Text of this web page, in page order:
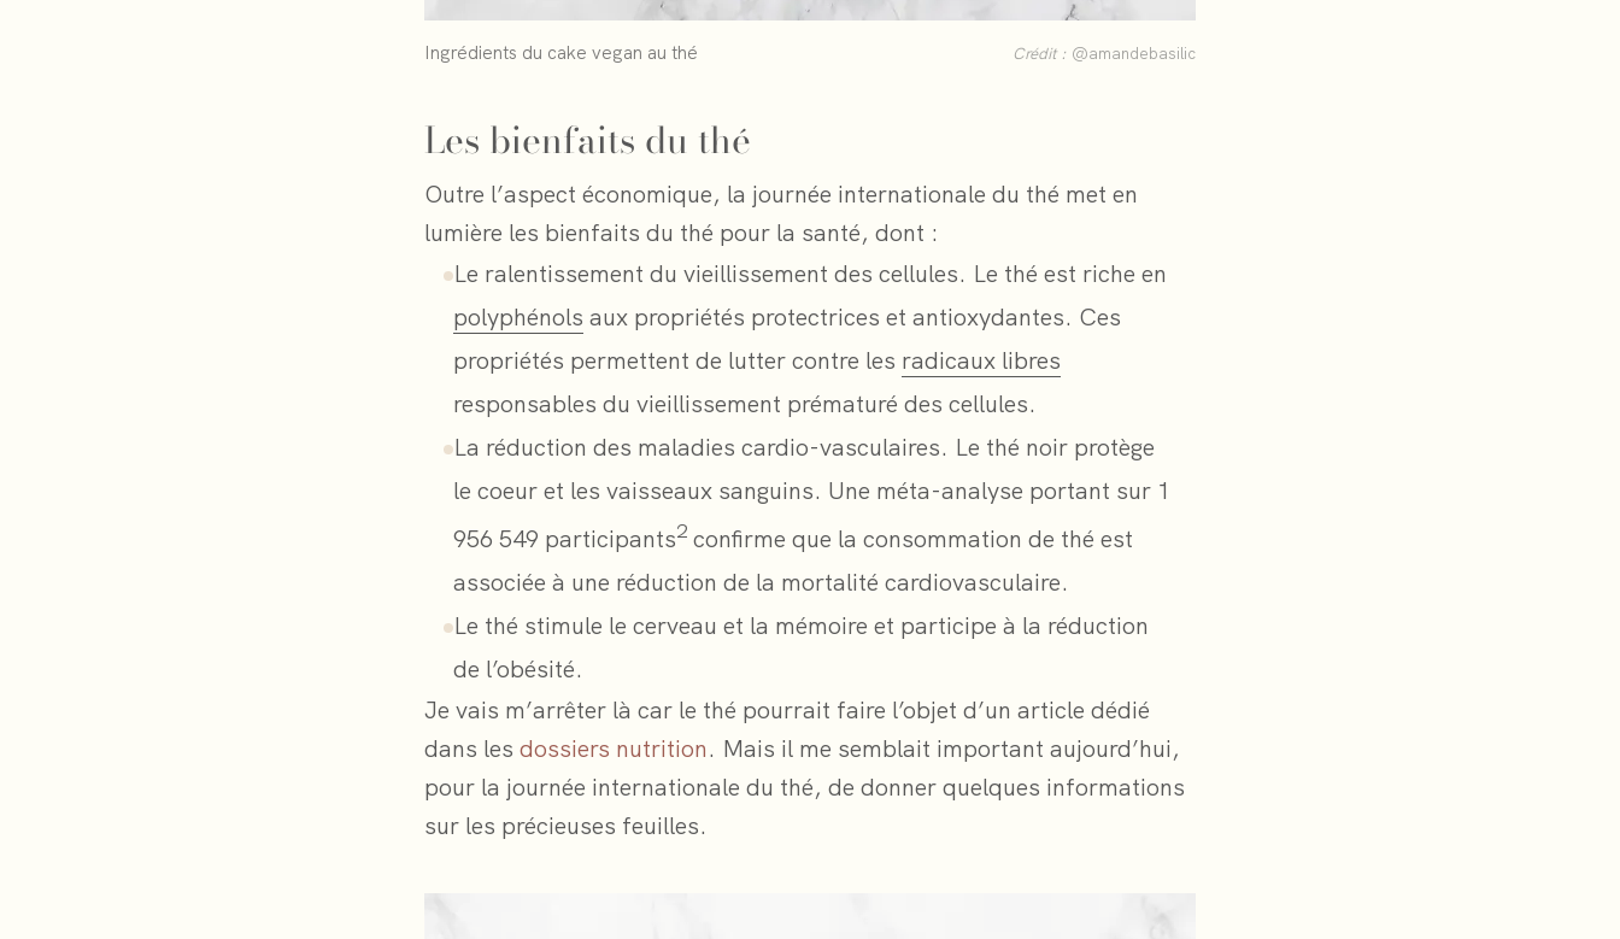
Ingrédients du cake vegan au thé Crédit : @amandebasilic
Les bienfaits du thé
Outre l’aspect économique, la journée internationale du thé met en
lumière les bienfaits du thé pour la santé, dont :
Le ralentissement du vieillissement des cellules. Le thé est riche en
polyphénols aux propriétés protectrices et antioxydantes. Ces
propriétés permettent de lutter contre les radicaux libres
responsables du vieillissement prématuré des cellules.
La réduction des maladies cardio-vasculaires. Le thé noir protège
le coeur et les vaisseaux sanguins. Une méta-analyse portant sur 1
956 549 participants2 confirme que la consommation de thé est
associée à une réduction de la mortalité cardiovasculaire.
Le thé stimule le cerveau et la mémoire et participe à la réduction
de l’obésité.
Je vais m’arrêter là car le thé pourrait faire l’objet d’un article dédié
dans les dossiers nutrition. Mais il me semblait important aujourd’hui,
pour la journée internationale du thé, de donner quelques informations
sur les précieuses feuilles.